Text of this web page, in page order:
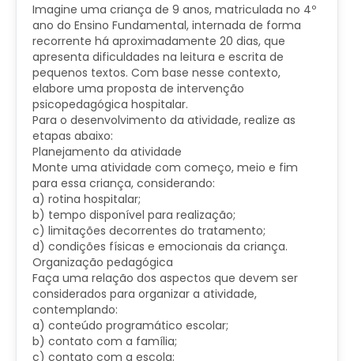
Imagine uma criança de 9 anos, matriculada no 4º
ano do Ensino Fundamental, internada de forma
recorrente há aproximadamente 20 dias, que
apresenta dificuldades na leitura e escrita de
pequenos textos. Com base nesse contexto,
elabore uma proposta de intervenção
psicopedagógica hospitalar.
Para o desenvolvimento da atividade, realize as
etapas abaixo:
Planejamento da atividade
Monte uma atividade com começo, meio e fim
para essa criança, considerando:
a) rotina hospitalar;
b) tempo disponível para realização;
c) limitações decorrentes do tratamento;
d) condições físicas e emocionais da criança.
Organização pedagógica
Faça uma relação dos aspectos que devem ser
considerados para organizar a atividade,
contemplando:
a) conteúdo programático escolar;
b) contato com a família;
c) contato com a escola;